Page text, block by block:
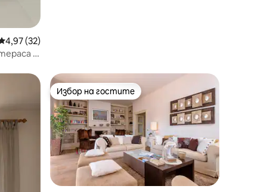
оценка: 4,97 от 5, 32 отзива
4,97 (32)
и
Избор на гостите
Избор на гостите